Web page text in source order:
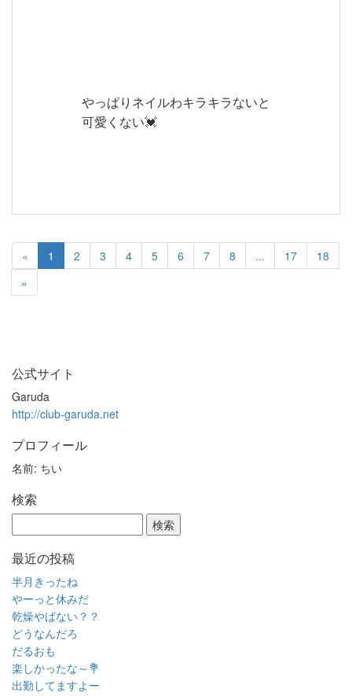
やっぱりネイルわキラキラないと
可愛くない💓
« 1 2 3 4 5 6 7 8 ... 17
18
»
公式サイト
Garuda
http://club-garuda.net
プロフィール
名前: ちい
検索
最近の投稿
半月きったね
やーっと休みだ
乾燥やばない？？
どうなんだろ
だるおも
楽しかったな～💐
出勤してますよー